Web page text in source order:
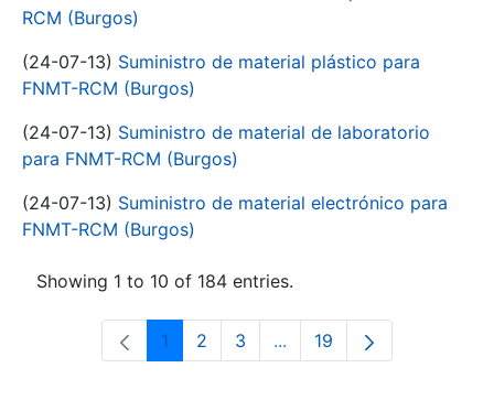
RCM (Burgos)
(24-07-13) Suministro de material plástico para
FNMT-RCM (Burgos)
(24-07-13) Suministro de material de laboratorio
para FNMT-RCM (Burgos)
(24-07-13) Suministro de material electrónico para
FNMT-RCM (Burgos)
Showing 1 to 10 of 184 entries.
Page
1 Page
2 Page
3 ...Intermediate Pages Use
Page
19